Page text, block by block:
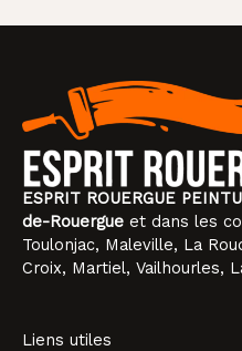
ESPRIT ROUERGUE
de-Rouergue et dans les
Toulonjac, Maleville, La
Croix, Martiel, Vailhourles,
Liens utiles